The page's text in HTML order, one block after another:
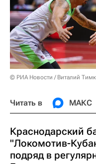
© РИА Новости / Виталий
Читать в МАКС
Краснодарский
"Локомотив-
подряд в